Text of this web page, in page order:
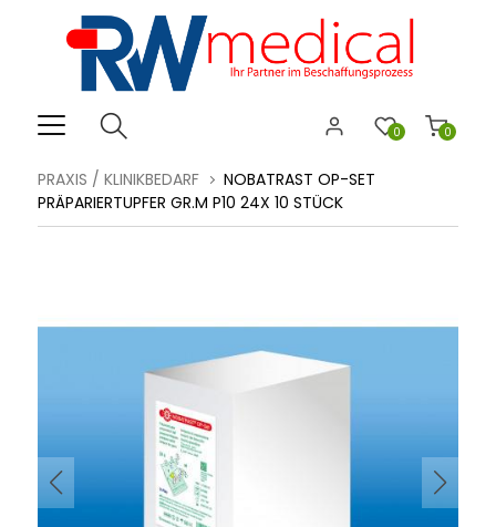
0
0
PRAXIS / KLINIKBEDARF
NOBATRAST OP-SET
PRÄPARIERTUPFER GR.M P10 24X 10 STÜCK